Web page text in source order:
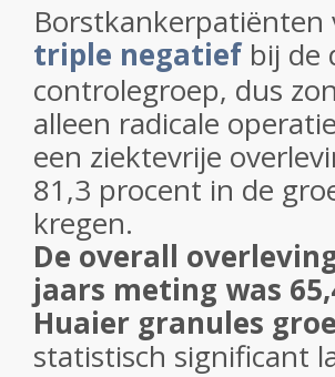
Borstkankerpatiënten
triple negatief bij de
controlegroep, dus
alleen radicale
een ziektevrije
81,3 procent in de
kregen.
De overall
jaars meting was
Huaier granules
statistisch significant